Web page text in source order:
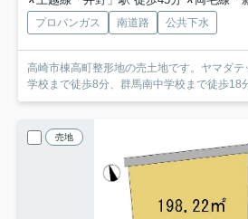
プロパンガス 南道路 公共下水
高崎市棟高町整形地の売土地です。ヤマダ
学校まで徒歩8分、群馬南中学校まで徒歩18
売地